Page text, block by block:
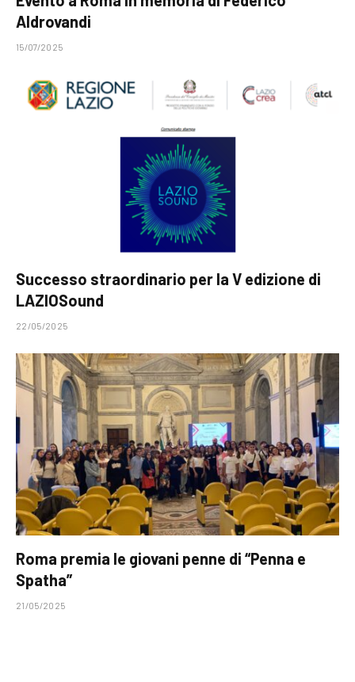
Aldrovandi
15/07/2025
Successo straordinario per la V edizione di
LAZIOSound
22/05/2025
Roma premia le giovani penne di “Penna e
Spatha”
21/05/2025